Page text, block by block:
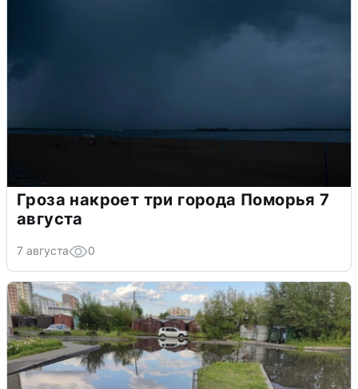
Гроза накроет три города Поморья 7
августа
7 августа 0